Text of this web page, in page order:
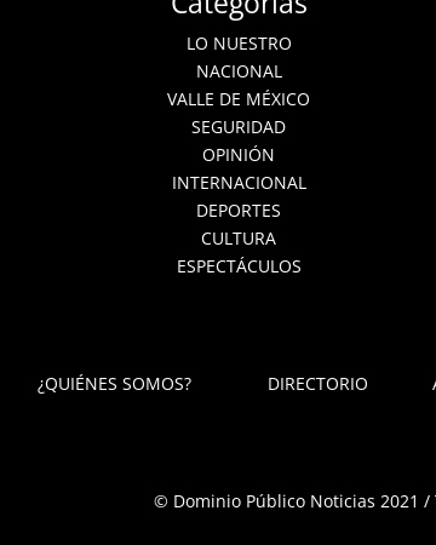
LO NUESTRO
NACIONAL
VALLE DE MÉXICO
SEGURIDAD
OPINIÓN
INTERNACIONAL
DEPORTES
CULTURA
ESPECTÁCULOS
¿QUIÉNES SOMOS? DIRECTORIO
© Dominio Público Noticias 2021 /